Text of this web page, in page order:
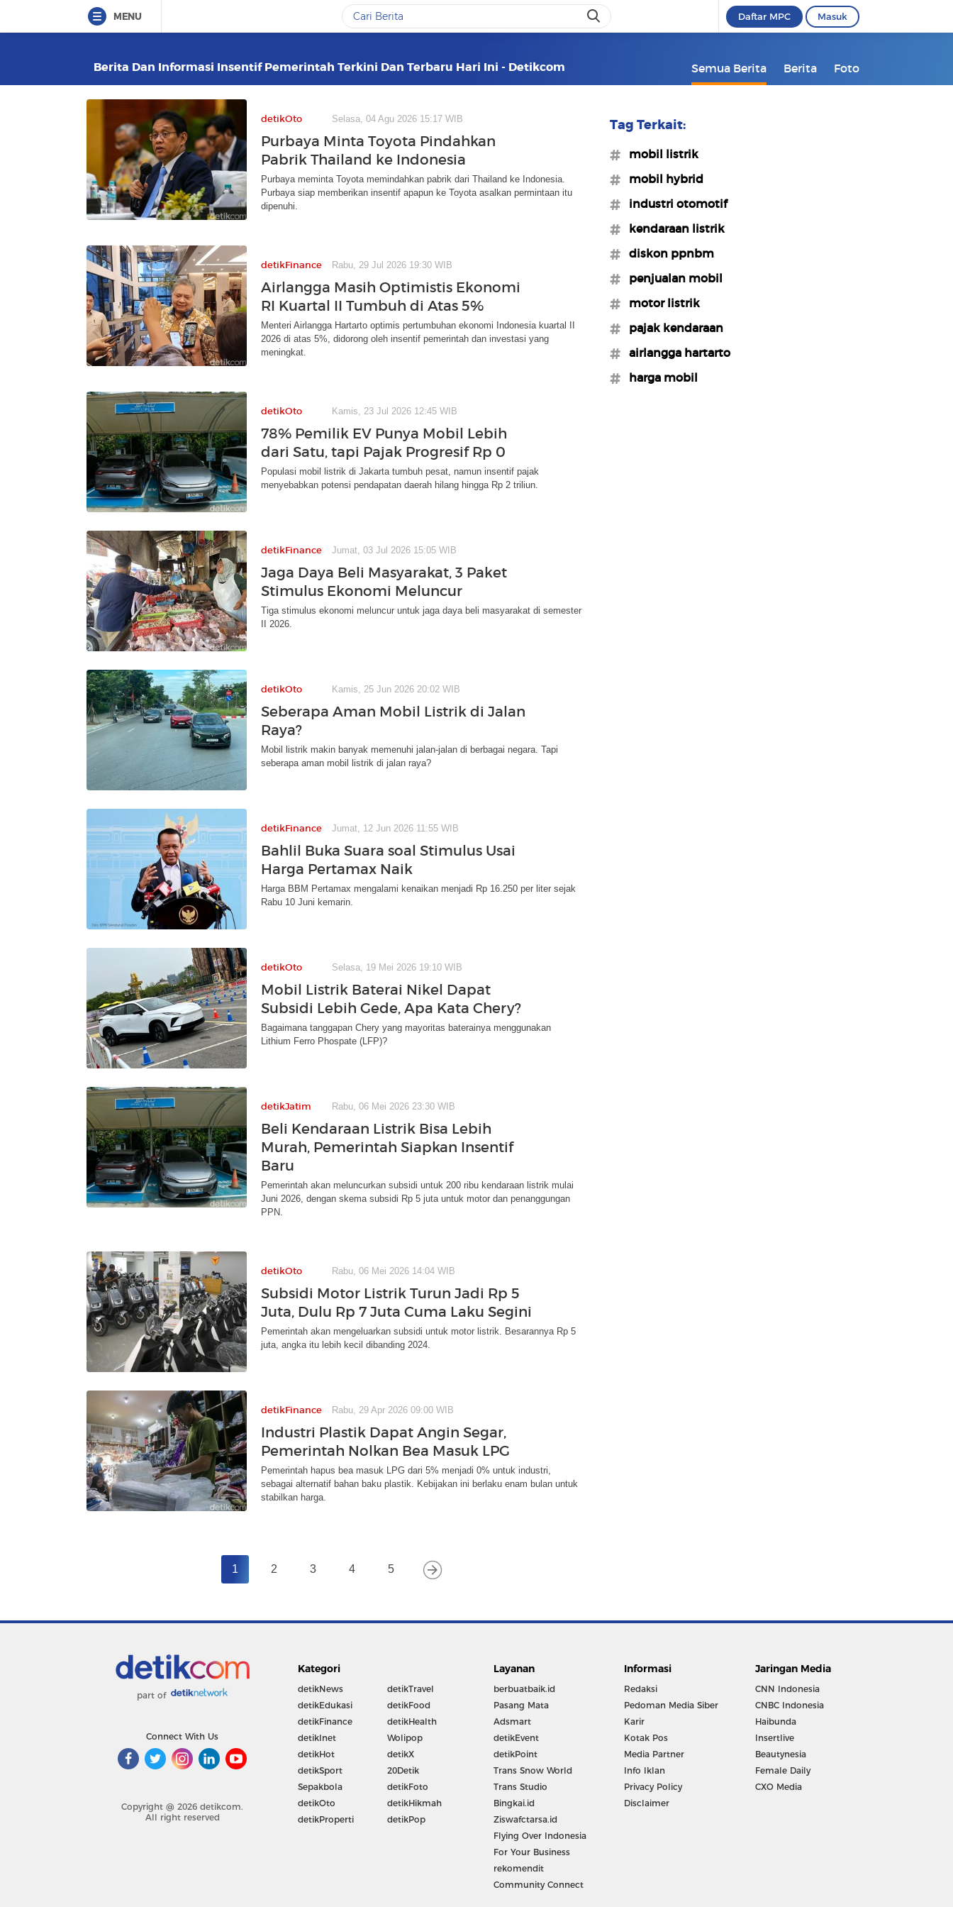
MENU Daftar MPC Masuk
Berita Dan Informasi Insentif Pemerintah Terkini Dan Terbaru Hari Ini - Detikcom Semua Berita Berita Foto
detikOto Selasa, 04 Agu 2026 15:17 WIB
Purbaya Minta Toyota Pindahkan
Pabrik Thailand ke Indonesia
Purbaya meminta Toyota memindahkan pabrik dari Thailand ke Indonesia.
Purbaya siap memberikan insentif apapun ke Toyota asalkan permintaan itu
dipenuhi.
detikFinance Rabu, 29 Jul 2026 19:30 WIB
Airlangga Masih Optimistis Ekonomi
RI Kuartal II Tumbuh di Atas 5%
Menteri Airlangga Hartarto optimis pertumbuhan ekonomi Indonesia kuartal II
2026 di atas 5%, didorong oleh insentif pemerintah dan investasi yang
meningkat.
detikOto Kamis, 23 Jul 2026 12:45 WIB
78% Pemilik EV Punya Mobil Lebih
dari Satu, tapi Pajak Progresif Rp 0
Populasi mobil listrik di Jakarta tumbuh pesat, namun insentif pajak
menyebabkan potensi pendapatan daerah hilang hingga Rp 2 triliun.
detikFinance Jumat, 03 Jul 2026 15:05 WIB
Jaga Daya Beli Masyarakat, 3 Paket
Stimulus Ekonomi Meluncur
Tiga stimulus ekonomi meluncur untuk jaga daya beli masyarakat di semester
II 2026.
detikOto Kamis, 25 Jun 2026 20:02 WIB
Seberapa Aman Mobil Listrik di Jalan
Raya?
Mobil listrik makin banyak memenuhi jalan-jalan di berbagai negara. Tapi
seberapa aman mobil listrik di jalan raya?
detikFinance Jumat, 12 Jun 2026 11:55 WIB
Bahlil Buka Suara soal Stimulus Usai
Harga Pertamax Naik
Harga BBM Pertamax mengalami kenaikan menjadi Rp 16.250 per liter sejak
Rabu 10 Juni kemarin.
detikOto Selasa, 19 Mei 2026 19:10 WIB
Mobil Listrik Baterai Nikel Dapat
Subsidi Lebih Gede, Apa Kata Chery?
Bagaimana tanggapan Chery yang mayoritas baterainya menggunakan
Lithium Ferro Phospate (LFP)?
detikJatim Rabu, 06 Mei 2026 23:30 WIB
Beli Kendaraan Listrik Bisa Lebih
Murah, Pemerintah Siapkan Insentif
Baru
Pemerintah akan meluncurkan subsidi untuk 200 ribu kendaraan listrik mulai
Juni 2026, dengan skema subsidi Rp 5 juta untuk motor dan penanggungan
PPN.
detikOto Rabu, 06 Mei 2026 14:04 WIB
Subsidi Motor Listrik Turun Jadi Rp 5
Juta, Dulu Rp 7 Juta Cuma Laku Segini
Pemerintah akan mengeluarkan subsidi untuk motor listrik. Besarannya Rp 5
juta, angka itu lebih kecil dibanding 2024.
detikFinance Rabu, 29 Apr 2026 09:00 WIB
Industri Plastik Dapat Angin Segar,
Pemerintah Nolkan Bea Masuk LPG
Pemerintah hapus bea masuk LPG dari 5% menjadi 0% untuk industri,
sebagai alternatif bahan baku plastik. Kebijakan ini berlaku enam bulan untuk
stabilkan harga.
1 2 3 4 5
Tag Terkait:
#mobil listrik
#mobil hybrid
#industri otomotif
#kendaraan listrik
#diskon ppnbm
#penjualan mobil
#motor listrik
#pajak kendaraan
#airlangga hartarto
#harga mobil
part of
Connect With Us
Copyright @ 2026 detikcom.
All right reserved
Kategori
detikNews
detikEdukasi
detikFinance
detikInet
detikHot
detikSport
Sepakbola
detikOto
detikProperti
detikTravel
detikFood
detikHealth
Wolipop
detikX
20Detik
detikFoto
detikHikmah
detikPop
Layanan
berbuatbaik.id
Pasang Mata
Adsmart
detikEvent
detikPoint
Trans Snow World
Trans Studio
Bingkai.id
Ziswafctarsa.id
Flying Over Indonesia
For Your Business
rekomendit
Community Connect
Informasi
Redaksi
Pedoman Media Siber
Karir
Kotak Pos
Media Partner
Info Iklan
Privacy Policy
Disclaimer
Jaringan Media
CNN Indonesia
CNBC Indonesia
Haibunda
Insertlive
Beautynesia
Female Daily
CXO Media